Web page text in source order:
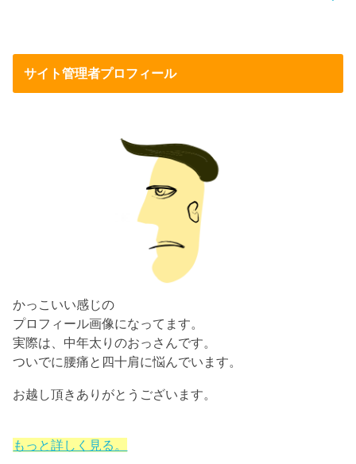
サイト管理者プロフィール
かっこいい感じの
プロフィール画像になってます。
実際は、中年太りのおっさんです。
ついでに腰痛と四十肩に悩んでいます。
お越し頂きありがとうございます。
もっと詳しく見る。